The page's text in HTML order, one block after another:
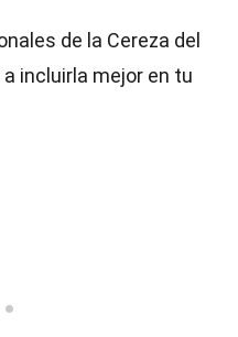
de la Cereza del
incluirla mejor en tu